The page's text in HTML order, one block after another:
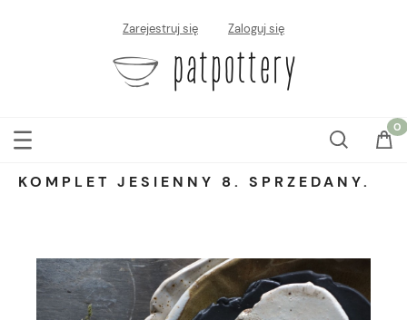
Zarejestruj się Zaloguj się
KOMPLET JESIENNY 8. SPRZEDANY.